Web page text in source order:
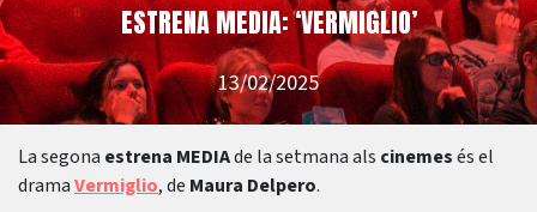
ESTRENA MEDIA: ‘VERMIGLIO’
13/02/2025
La segona estrena MEDIAde la setmana als cinemesés el
dramaVermiglio, de Maura Delpero.